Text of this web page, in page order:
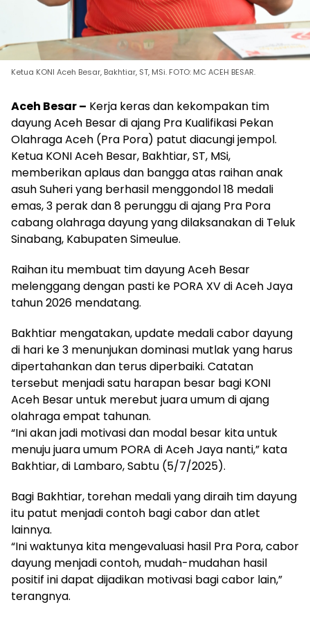
Ketua KONI Aceh Besar, Bakhtiar, ST, MSi. FOTO: MC ACEH BESAR.
Aceh Besar – Kerja keras dan kekompakan tim
dayung Aceh Besar di ajang Pra Kualifikasi Pekan
Olahraga Aceh (Pra Pora) patut diacungi jempol.
Ketua KONI Aceh Besar, Bakhtiar, ST, MSi,
memberikan aplaus dan bangga atas raihan anak
asuh Suheri yang berhasil menggondol 18 medali
emas, 3 perak dan 8 perunggu di ajang Pra Pora
cabang olahraga dayung yang dilaksanakan di Teluk
Sinabang, Kabupaten Simeulue.
Raihan itu membuat tim dayung Aceh Besar
melenggang dengan pasti ke PORA XV di Aceh Jaya
tahun 2026 mendatang.
Bakhtiar mengatakan, update medali cabor dayung
di hari ke 3 menunjukan dominasi mutlak yang harus
dipertahankan dan terus diperbaiki. Catatan
tersebut menjadi satu harapan besar bagi KONI
Aceh Besar untuk merebut juara umum di ajang
olahraga empat tahunan.
“Ini akan jadi motivasi dan modal besar kita untuk
menuju juara umum PORA di Aceh Jaya nanti,” kata
Bakhtiar, di Lambaro, Sabtu (5/7/2025).
Bagi Bakhtiar, torehan medali yang diraih tim dayung
itu patut menjadi contoh bagi cabor dan atlet
lainnya.
“Ini waktunya kita mengevaluasi hasil Pra Pora, cabor
dayung menjadi contoh, mudah-mudahan hasil
positif ini dapat dijadikan motivasi bagi cabor lain,”
terangnya.